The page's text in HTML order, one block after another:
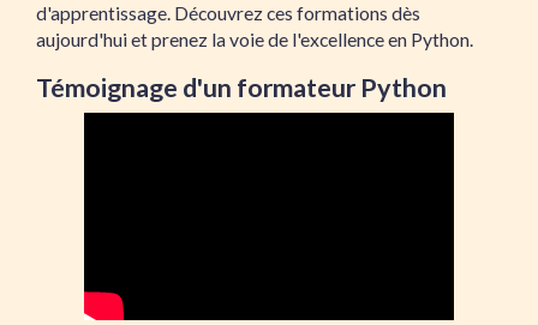
d'apprentissage. Découvrez ces formations dès
aujourd'hui et prenez la voie de l'excellence en Python.
Témoignage d'un formateur Python